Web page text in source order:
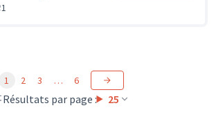
1
Résultats par page : 25
1 2 3 … 6